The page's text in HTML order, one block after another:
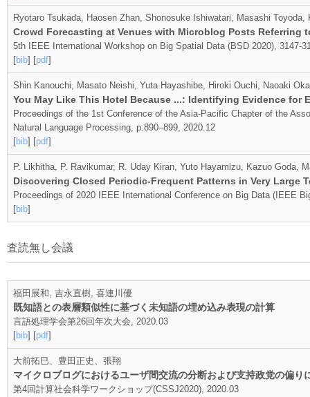
Ryotaro Tsukada, Haosen Zhan, Shonosuke Ishiwatari, Masashi
Crowd Forecasting at Venues with Microblog Posts Referring
5th IEEE International Workshop on Big Spatial Data (BSD 2020), 3147-
[bib] [pdf]
Shin Kanouchi, Masato Neishi, Yuta Hayashibe, Hiroki Ouchi, Naoaki
You May Like This Hotel Because ...: Identifying Evidence for
Proceedings of the 1st Conference of the Asia-Pacific Chapter of the
Natural Language Processing, p.890–899, 2020.12
[bib] [pdf]
P. Likhitha, P. Ravikumar, R. Uday Kiran, Yuto Hayamizu, Kazuo Goda,
Discovering Closed Periodic-Frequent Patterns in Very Large
Proceedings of 2020 IEEE International Conference on Big Data (IEEE
[bib]
査読無し会議
福田展和, 吉永直樹, 喜連川優
既知語との表層類似性に基づく未知語の埋め込み表現の計算
言語処理学会第26回年次大会, 2020.03
[bib] [pdf]
大前拓巳、豊田正史、張翔
マイクロブログにおけるユーザ間交流の分断および支持政党の偏り
第4回計算社会科学ワークショップ(CSSJ2020), 2020.03